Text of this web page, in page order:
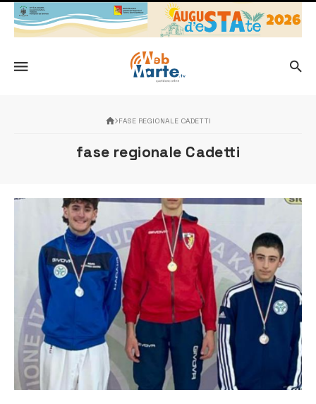
FASE REGIONALE CADETTI
fase regionale Cadetti